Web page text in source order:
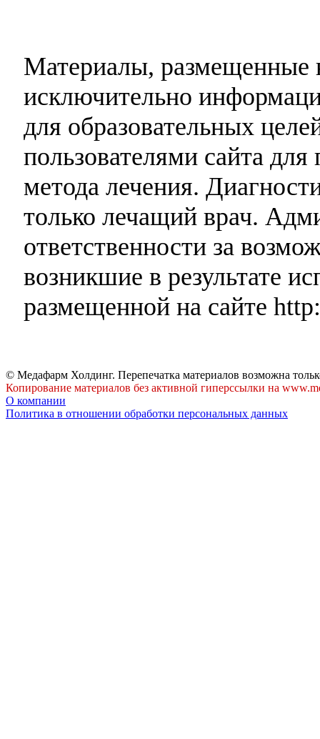
Материалы, размещенные
исключительно
для образовательных
пользователями сайта
метода лечения.
только лечащий врач.
ответственности за
возникшие в результате
размещенной на сайте
© Медафарм Холдинг. Перепечатка материалов возможна
Копирование материалов без активной гиперссылки на
О компании
Политика в отношении обработки персональных данных